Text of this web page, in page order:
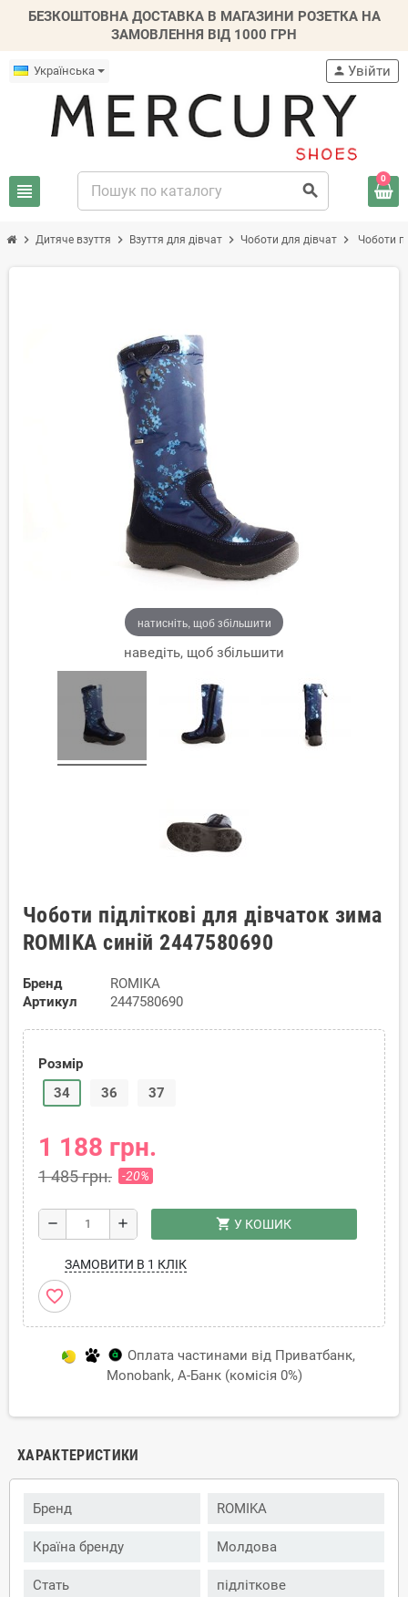
БЕЗКОШТОВНА ДОСТАВКА В МАГАЗИНИ РОЗЕТКА НА
ЗАМОВЛЕННЯ ВІД 1000 ГРН
Українська
view_headline search
person Увійти
0
chevron_right Дитяче взуття chevron_right Взуття для дівчат chevron_right Чоботи для дівчат chevron_right Чоботи
натисніть, щоб збільшити
наведіть, щоб збільшити
Чоботи підліткові для дівчаток зима
ROMIKA синій 2447580690
Бренд
ROMIKA
Артикул
2447580690
Розмір
34
36 37
1 188 грн.
1 485 грн. -20%
remove add shopping_cart У КОШИК
ЗАМОВИТИ В 1 КЛІК
favorite_border
Оплата частинами від Приватбанк,
Monobank, А-Банк (комісія 0%)
ХАРАКТЕРИСТИКИ
Бренд ROMIKA
Країна бренду Молдова
Стать підліткове